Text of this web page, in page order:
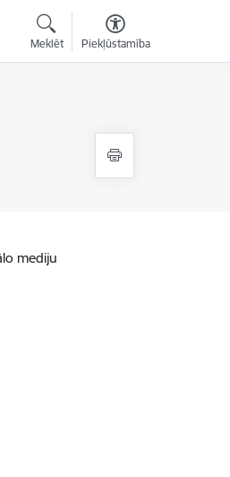
Meklēt Piekļūstamība
mediju